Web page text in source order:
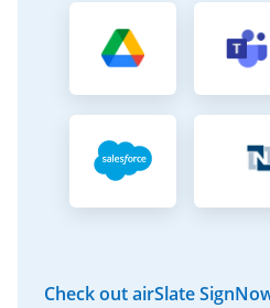
Check out airSlate